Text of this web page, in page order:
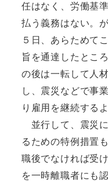
任はなく、労働基
払う義務はない。
５日、あらためて
旨を通達したとこ
の後は一転して人
し、震災などで事
り雇用を継続する
並行して、震災
るための特例措置
職後でなければ受
を一時離職者にも